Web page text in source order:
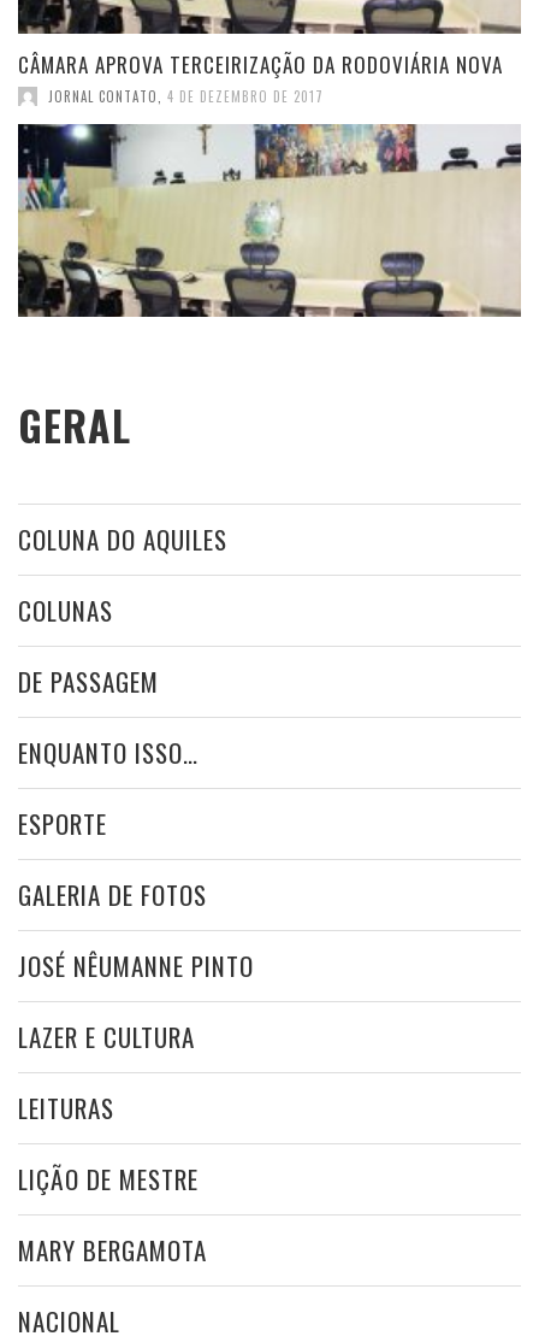
CÂMARA APROVA TERCEIRIZAÇÃO DA RODOVIÁRIA NOVA
JORNAL CONTATO 4 DE DEZEMBRO DE 2017
GERAL
COLUNA DO AQUILES
COLUNAS
DE PASSAGEM
ENQUANTO ISSO…
ESPORTE
GALERIA DE FOTOS
JOSÉ NÊUMANNE PINTO
LAZER E CULTURA
LEITURAS
LIÇÃO DE MESTRE
MARY BERGAMOTA
NACIONAL